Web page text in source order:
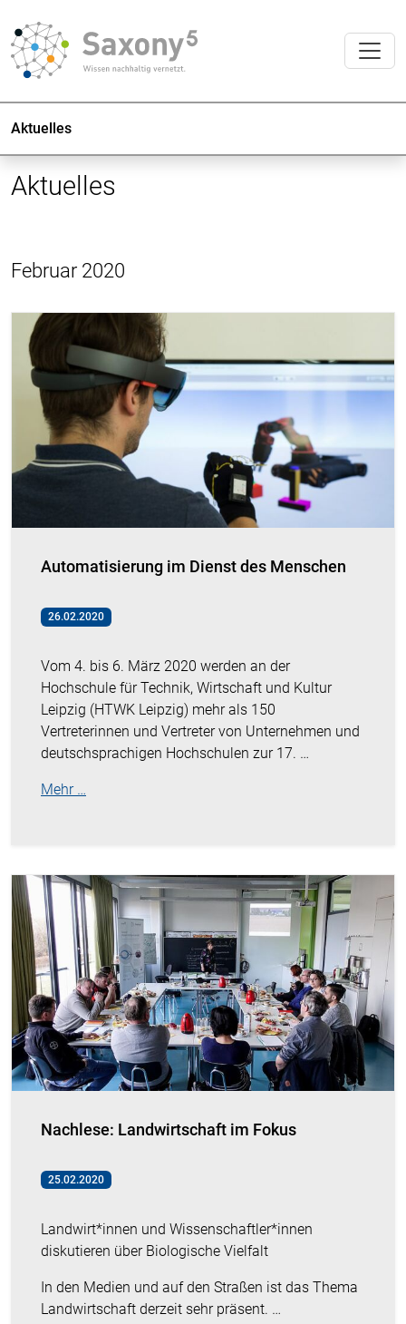
Aktuelles
Aktuelles
Februar 2020
Automatisierung im Dienst des Menschen
26.02.2020
Vom 4. bis 6. März 2020 werden an der
Hochschule für Technik, Wirtschaft und Kultur
Leipzig (HTWK Leipzig) mehr als 150
Vertreterinnen und Vertreter von Unternehmen und
deutschsprachigen Hochschulen zur 17. …
Mehr …
Nachlese: Landwirtschaft im Fokus
25.02.2020
Landwirt*innen und Wissenschaftler*innen
diskutieren über Biologische Vielfalt
In den Medien und auf den Straßen ist das Thema
Landwirtschaft derzeit sehr präsent. …